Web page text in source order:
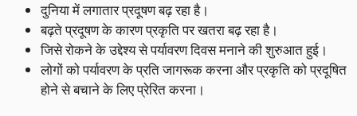
दुनिया में लगातार प्रदूषण बढ़ रहा है।
बढ़ते प्रदूषण के कारण प्रकृति पर खतरा बढ़ रहा है।
जिसे रोकने के उद्देश्य से पर्यावरण दिवस मनाने की शुरुआत हुई।
लोगों को पर्यावरण के प्रति जागरूक करना और प्रकृति को प्रदूषित
होने से बचाने के लिए प्रेरित करना।